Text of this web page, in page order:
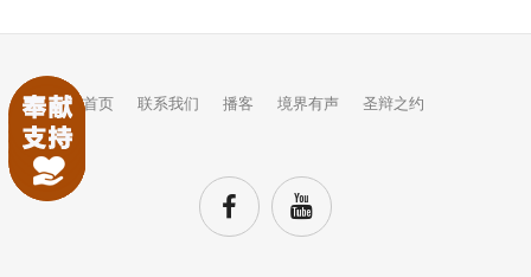
首页 联系我们 播客 境界有声 圣辩之约